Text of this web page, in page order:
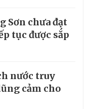
Sơn chưa đạt
tục được sắp
nước truy
cảm cho